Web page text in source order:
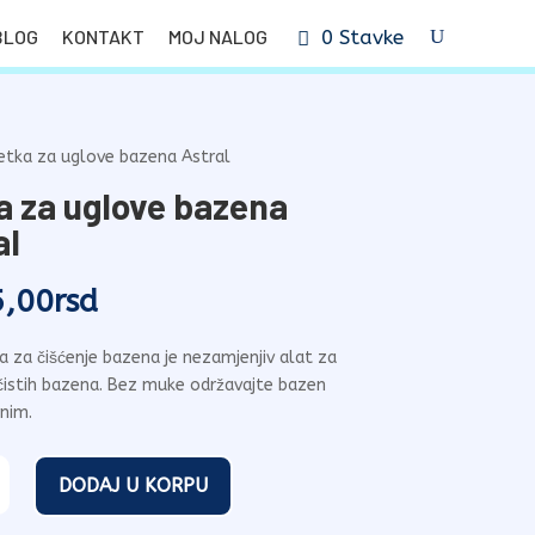
KONTAKT MOJ NALOG 0 Stavke
za uglove bazena Astral
za uglove bazena
rsd
za čišćenje bazena je nezamjenjiv alat za
bazena. Bez muke održavajte bazen
DODAJ U KORPU